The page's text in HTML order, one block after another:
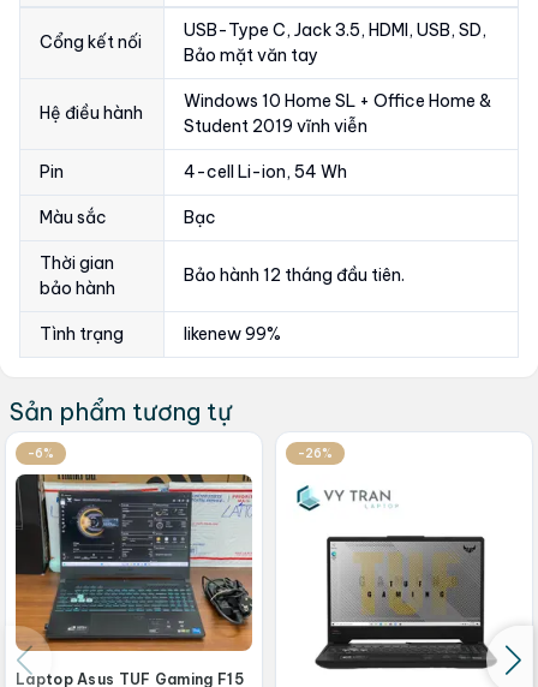
Cổng kết nối
USB-Type C, Jack 3.5, HDMI, USB, SD,
Bảo mặt văn tay
Hệ điều hành
Windows 10 Home SL + Office Home &
Student 2019 vĩnh viễn
Pin 4-cell Li-ion, 54 Wh
Màu sắc Bạc
Thời gian
bảo hành
Bảo hành 12 tháng đầu tiên.
Tình trạng likenew 99%
Sản phẩm tương tự
-6%
Laptop Asus TUF Gaming F15
-26%